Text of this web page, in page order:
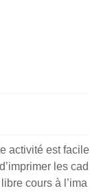
activité est facile
les cad
cours à l’ima